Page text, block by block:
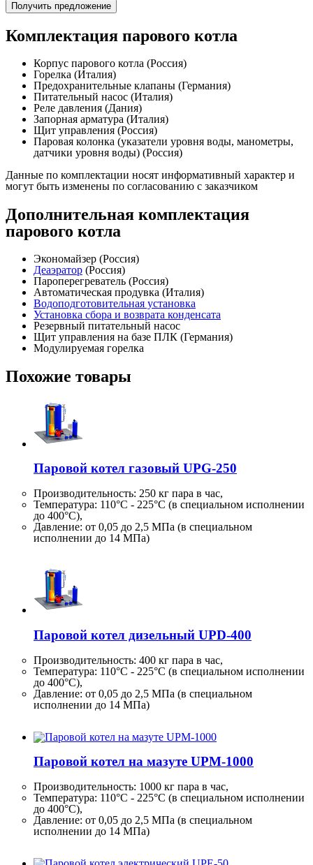
Получить предложение
Комплектация парового котла
Корпус парового котла (Россия)
Горелка (Италия)
Предохранительные клапаны (Германия)
Питательный насос (Италия)
Реле давления (Дания)
Запорная арматура (Италия)
Щит управления (Россия)
Паровая колонка (указатели уровня воды, манометры,
датчики уровня воды) (Россия)
Данные по комплектации носят информативный характер и
могут быть изменены по согласованию с заказчиком
Дополнительная комплектация
парового котла
Экономайзер (Россия)
Деаэратор (Россия)
Пароперегреватель (Россия)
Автоматическая продувка (Италия)
Водоподготовительная установка
Установка сбора и возврата конденсата
Резервный питательный насос
Щит управления на базе ПЛК (Германия)
Модулируемая горелка
Похожие товары
Паровой котел газовый UPG-250
Производительность: 250 кг пара в час,
Температура: 110°C - 225°C (в специальном исполнении
до 400°C),
Давление: от 0,05 до 2,5 МПа (в специальном
исполнении до 14 МПа)
Паровой котел дизельный UPD-400
Производительность: 400 кг пара в час,
Температура: 110°C - 225°C (в специальном исполнении
до 400°C),
Давление: от 0,05 до 2,5 МПа (в специальном
исполнении до 14 МПа)
Паровой котел на мазуте UPM-1000
Производительность: 1000 кг пара в час,
Температура: 110°C - 225°C (в специальном исполнении
до 400°C),
Давление: от 0,05 до 2,5 МПа (в специальном
исполнении до 14 МПа)